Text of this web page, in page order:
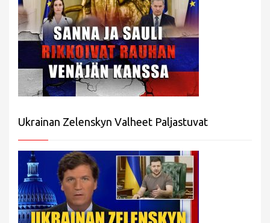
Ukrainan Zelenskyn Valheet Paljastuvat